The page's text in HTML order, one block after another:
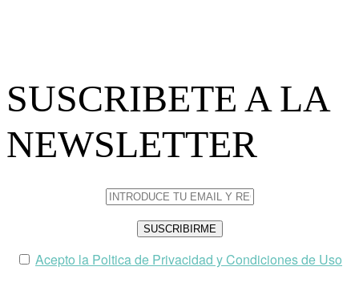
SUSCRIBETE A LA
NEWSLETTER
Acepto la Poltica de Privacidad y Condiciones de Uso